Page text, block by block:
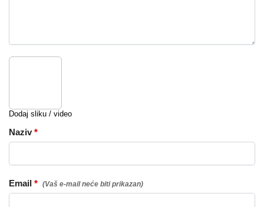
Dodaj sliku / video
Naziv*
Email *